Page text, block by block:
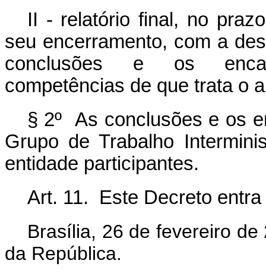
II - relatório final, no
seu encerramento, com a
conclusões e os
competências de que trata o
§ 2º As conclusões e os
Grupo de Trabalho
entidade participantes.
Art. 11. Este Decreto
Brasília, 26 de fevereiro de
da República.